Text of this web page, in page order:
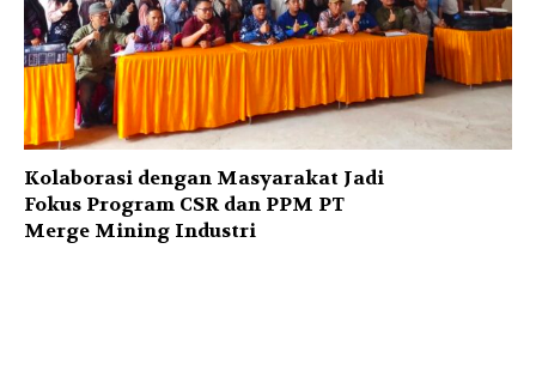
Kolaborasi dengan Masyarakat Jadi
Fokus Program CSR dan PPM PT
Merge Mining Industri